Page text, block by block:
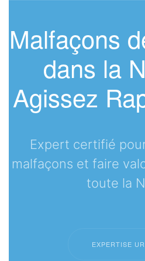
Malfaçons
dans la
Agissez
Expert certifié
malfaçons et faire
toute la
EXPERTISE